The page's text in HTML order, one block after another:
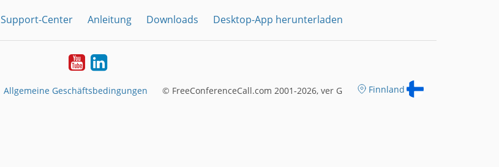
Support-Center Anleitung Downloads Desktop-App herunterladen
YouTubeLinkedIn
Allgemeine Geschäftsbedingungen © FreeConferenceCall.com 2001-2026, ver G Finnland